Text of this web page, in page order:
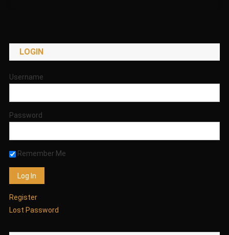
LOGIN
Username
Password
Remember Me
Register
Lost Password